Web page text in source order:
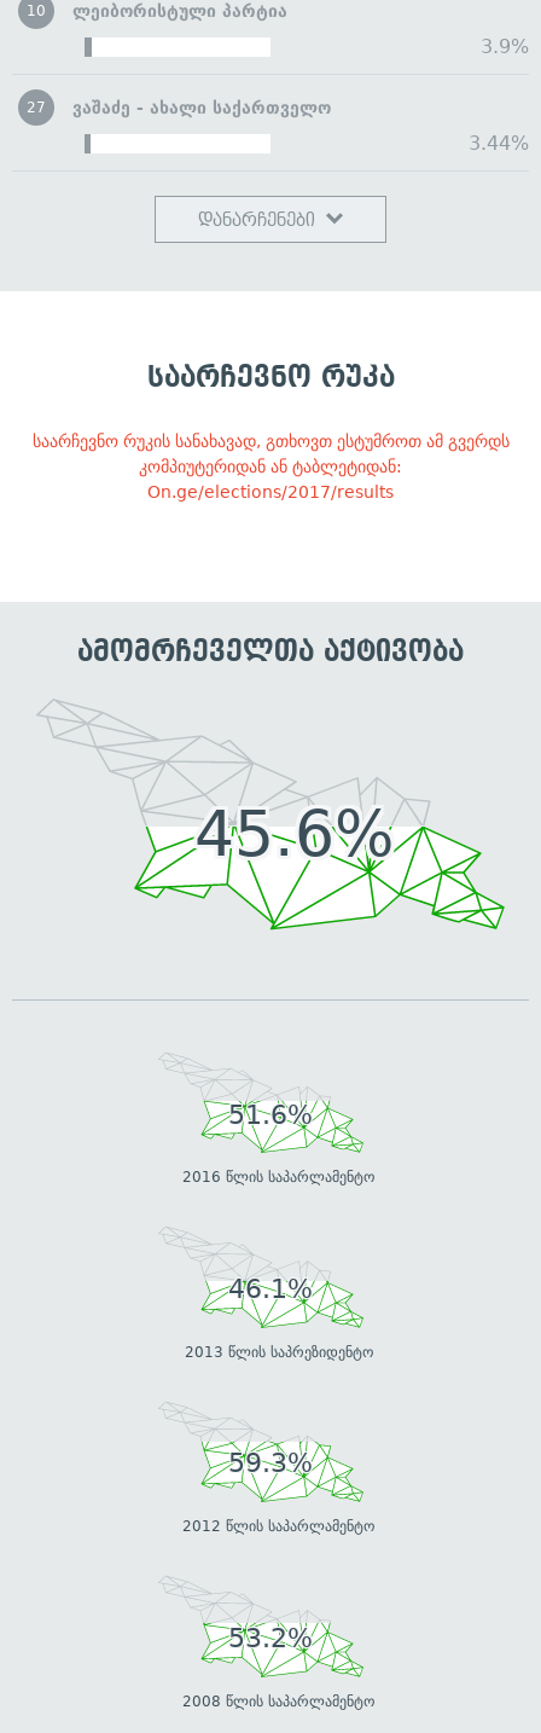
10 ლეიბორისტული პარტია
3.9%
27 ვაშაძე - ახალი საქართველო
3.44%
დანარჩენები
საარჩევნო რუკა
საარჩევნო რუკის სანახავად, გთხოვთ ესტუმროთ ამ გვერდს
კომპიუტერიდან ან ტაბლეტიდან:
On.ge/elections/2017/results
ამომრჩეველთა აქტივობა
45.6%
51.6%
2016 წლის საპარლამენტო
46.1%
2013 წლის საპრეზიდენტო
59.3%
2012 წლის საპარლამენტო
53.2%
2008 წლის საპარლამენტო